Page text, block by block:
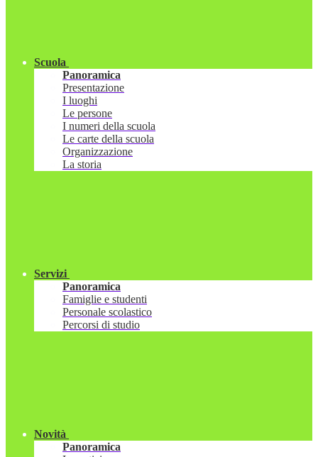
Scuola
Panoramica
Presentazione
I luoghi
Le persone
I numeri della scuola
Le carte della scuola
Organizzazione
La storia
Servizi
Panoramica
Famiglie e studenti
Personale scolastico
Percorsi di studio
Novità
Panoramica